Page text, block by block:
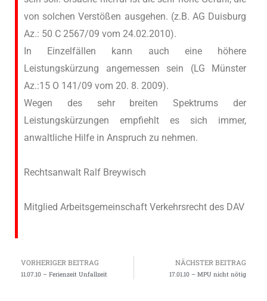
von solchen Verstößen ausgehen. (z.B. AG Duisburg
Az.: 50 C 2567/09 vom 24.02.2010).
In Einzelfällen kann auch eine höhere
Leistungskürzung angemessen sein (LG Münster
Az.:15 O 141/09 vom 20. 8. 2009).
Wegen des sehr breiten Spektrums der
Leistungskürzungen empfiehlt es sich immer,
anwaltliche Hilfe in Anspruch zu nehmen.
Rechtsanwalt Ralf Breywisch
Mitglied Arbeitsgemeinschaft Verkehrsrecht des DAV
VORHERIGER BEITRAG
11.07.10 – Ferienzeit Unfallzeit
NÄCHSTER BEITRAG
17.01.10 – MPU nicht nötig